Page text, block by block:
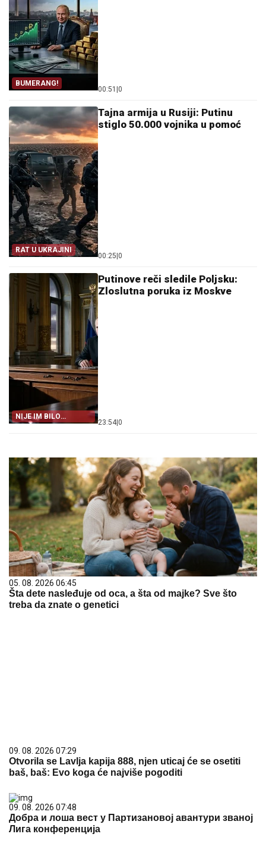
BUMERANG!
00:51 0
RAT U UKRAJINI
Tajna armija u Rusiji: Putinu
stiglo 50.000 vojnika u pomoć
00:25 0
NIJE IM BILO
PRIJATNO
Putinove reči sledile Poljsku:
Zloslutna poruka iz Moskve
23:54 0
05. 08. 2026 06:45
Šta dete nasleđuje od oca, a šta od majke? Sve što
treba da znate o genetici
09. 08. 2026 07:29
Otvorila se Lavlja kapija 888, njen uticaj će se osetiti
baš, baš: Evo koga će najviše pogoditi
09. 08. 2026 07:48
Добра и лоша вест у Партизановој авантури званој
Лига конференција